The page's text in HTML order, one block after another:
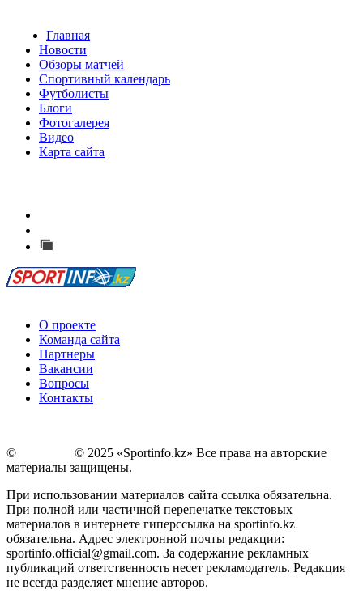
Главная
Новости
Обзоры матчей
Спортивный календарь
Футболисты
Блоги
Фотогалерея
Видео
Карта сайта
О проекте
Команда сайта
Партнеры
Вакансии
Вопросы
Контакты
©
© 2025 «Sportinfo.kz» Все права на авторские
материалы защищены.
При использовании материалов сайта ссылка обязательна.
При полной или частичной перепечатке текстовых
материалов в интернете гиперссылка на sportinfo.kz
обязательна. Адрес электронной почты редакции:
sportinfo.official@gmail.com. За содержание рекламных
публикаций ответственность несет рекламодатель. Редакция
не всегда разделяет мнение авторов.